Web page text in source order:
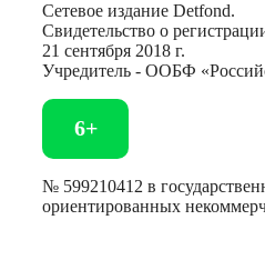
Сетевое издание Detfond.
Свидетельство о
21 сентября 2018 г.
Учредитель - ООБФ
6+
№ 599210412 в
ориентированных